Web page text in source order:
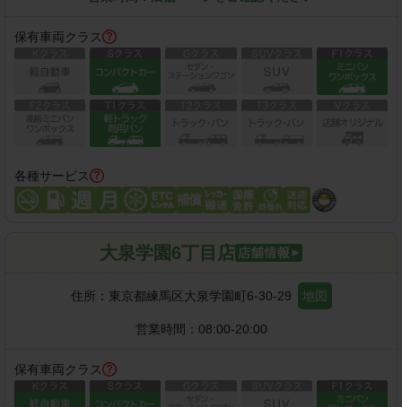
保有車両クラス
各種サービス
大泉学園6丁目店
住所： 東京都練馬区大泉学園町6-30-29 地図
営業時間： 08:00-20:00
保有車両クラス